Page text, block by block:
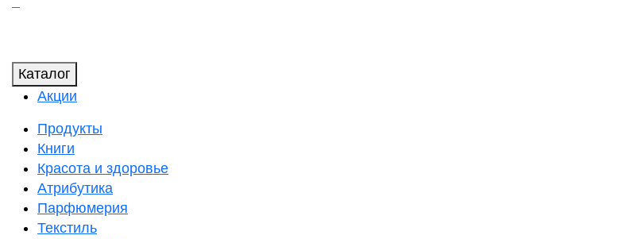
Каталог
Акции
Продукты
Книги
Красота и здоровье
Атрибутика
Парфюмерия
Текстиль